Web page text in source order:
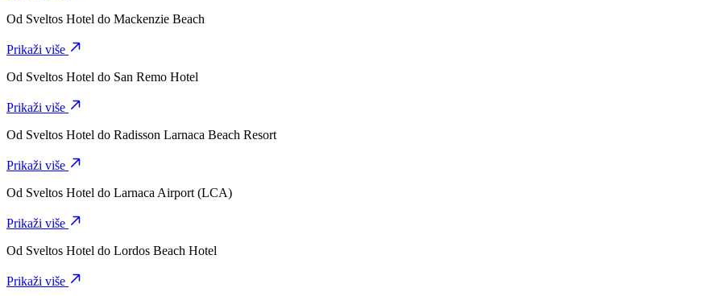
Od Sveltos Hotel do Mackenzie Beach
Prikaži više
Od Sveltos Hotel do San Remo Hotel
Prikaži više
Od Sveltos Hotel do Radisson Larnaca Beach Resort
Prikaži više
Od Sveltos Hotel do Larnaca Airport (LCA)
Prikaži više
Od Sveltos Hotel do Lordos Beach Hotel
Prikaži više